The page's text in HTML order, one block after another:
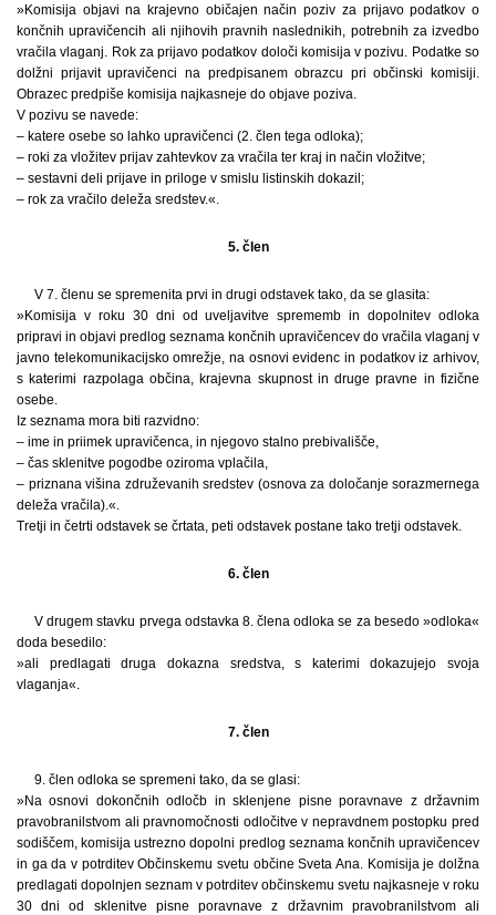
»Komisija objavi na krajevno običajen način poziv za prijavo podatkov o
končnih upravičencih ali njihovih pravnih naslednikih, potrebnih za izvedbo
vračila vlaganj. Rok za prijavo podatkov določi komisija v pozivu. Podatke so
dolžni prijavit upravičenci na predpisanem obrazcu pri občinski komisiji.
Obrazec predpiše komisija najkasneje do objave poziva.
V pozivu se navede:
– katere osebe so lahko upravičenci (2. člen tega odloka);
– roki za vložitev prijav zahtevkov za vračila ter kraj in način vložitve;
– sestavni deli prijave in priloge v smislu listinskih dokazil;
– rok za vračilo deleža sredstev.«.
5. člen
V 7. členu se spremenita prvi in drugi odstavek tako, da se glasita:
»Komisija v roku 30 dni od uveljavitve sprememb in dopolnitev odloka
pripravi in objavi predlog seznama končnih upravičencev do vračila vlaganj v
javno telekomunikacijsko omrežje, na osnovi evidenc in podatkov iz arhivov,
s katerimi razpolaga občina, krajevna skupnost in druge pravne in fizične
osebe.
Iz seznama mora biti razvidno:
– ime in priimek upravičenca, in njegovo stalno prebivališče,
– čas sklenitve pogodbe oziroma vplačila,
– priznana višina združevanih sredstev (osnova za določanje sorazmernega
deleža vračila).«.
Tretji in četrti odstavek se črtata, peti odstavek postane tako tretji odstavek.
6. člen
V drugem stavku prvega odstavka 8. člena odloka se za besedo »odloka«
doda besedilo:
»ali predlagati druga dokazna sredstva, s katerimi dokazujejo svoja
vlaganja«.
7. člen
9. člen odloka se spremeni tako, da se glasi:
»Na osnovi dokončnih odločb in sklenjene pisne poravnave z državnim
pravobranilstvom ali pravnomočnosti odločitve v nepravdnem postopku pred
sodiščem, komisija ustrezno dopolni predlog seznama končnih upravičencev
in ga da v potrditev Občinskemu svetu občine Sveta Ana. Komisija je dolžna
predlagati dopolnjen seznam v potrditev občinskemu svetu najkasneje v roku
30 dni od sklenitve pisne poravnave z državnim pravobranilstvom ali